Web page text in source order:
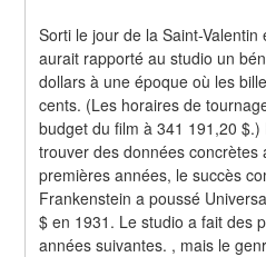
Sorti le jour de la Saint-
aurait rapporté au studio un
dollars à une époque où les
cents. (Les horaires de
budget du film à 341 191,20
trouver des données concrètes
premières années, le succès
Frankenstein a poussé
$ en 1931. Le studio a fait des
années suivantes. , mais le